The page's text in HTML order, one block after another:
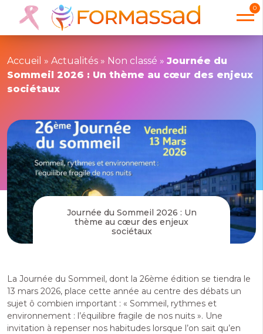
0
Accueil » Actualités » Non classé » Journée du
Sommeil 2026 : Un thème au cœur des enjeux
sociétaux
Journée du Sommeil 2026 : Un
thème au cœur des enjeux
sociétaux
La Journée du Sommeil, dont la 26ème édition se tiendra le
13 mars 2026, place cette année au centre des débats un
sujet ô combien important : « Sommeil, rythmes et
environnement : l’équilibre fragile de nos nuits ». Une
invitation à repenser nos habitudes lorsque l’on sait qu’en